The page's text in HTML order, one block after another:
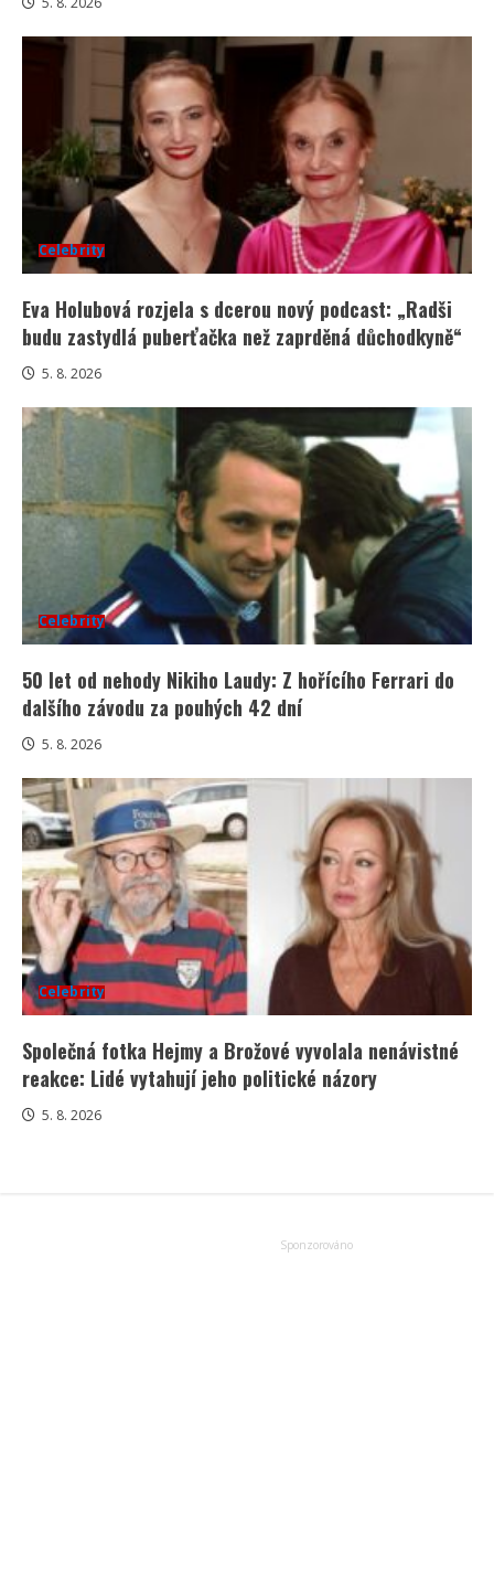
Celebrity
Eva Holubová rozjela s dcerou nový podcast: „Radši
budu zastydlá puberťačka než zaprděná důchodkyně“
5. 8. 2026
Celebrity
50 let od nehody Nikiho Laudy: Z hořícího Ferrari do
dalšího závodu za pouhých 42 dní
5. 8. 2026
Celebrity
Společná fotka Hejmy a Brožové vyvolala nenávistné
reakce: Lidé vytahují jeho politické názory
5. 8. 2026